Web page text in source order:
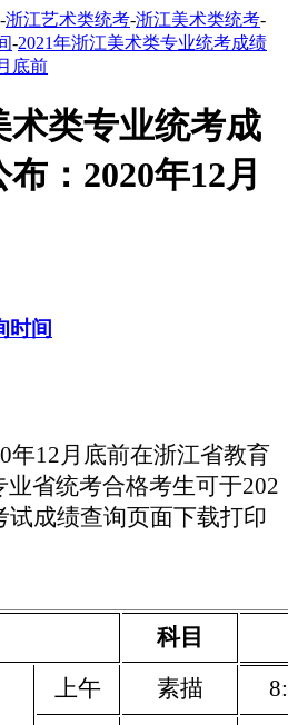
-浙江艺术类统考-浙江美术类统考-
-2021年浙江美术类专业统考成绩
底前
术类专业统考成
：2020年12月
时间
年12月底前在浙江省教育
省统考合格考生可于202
试成绩查询页面下载打印
科目
上午 素描 8: